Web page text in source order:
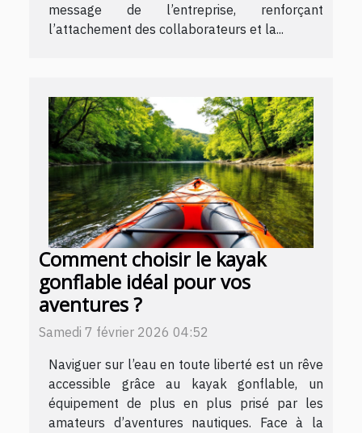
message de l’entreprise, renforçant
l’attachement des collaborateurs et la...
Comment choisir le kayak
gonflable idéal pour vos
aventures ?
Samedi 7 février 2026 04:52
Naviguer sur l’eau en toute liberté est un rêve
accessible grâce au kayak gonflable, un
équipement de plus en plus prisé par les
amateurs d’aventures nautiques. Face à la